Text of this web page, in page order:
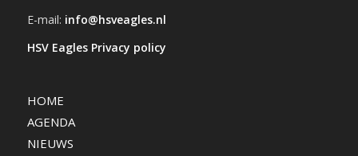
E-mail: info@hsveagles.nl
HSV Eagles Privacy policy
HOME
AGENDA
NIEUWS